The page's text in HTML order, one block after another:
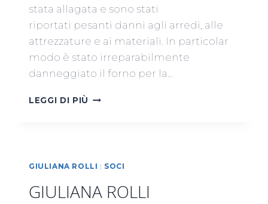
stata allagata e sono stati
riportati pesanti danni agli arredi, alle
attrezzature e ai materiali. In particolar
modo è stato irreparabilmente
danneggiato il forno per la…
LEGGI DI PIÙ S.O.S.
VENEZIANI
A
RICOMPRARE
GIULIANA ROLLI | SOCI
GIULIANA ROLLI